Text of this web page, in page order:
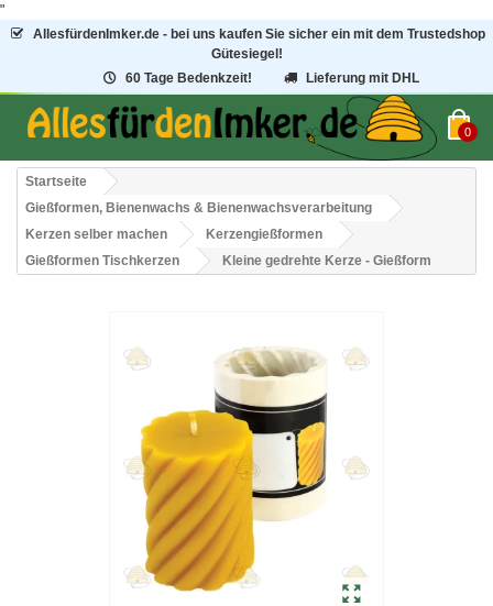
"
AllesfürdenImker.de - bei uns kaufen Sie sicher ein mit dem Trustedshop
Gütesiegel!
60 Tage Bedenkzeit!
Lieferung mit DHL
0
Startseite
Gießformen, Bienenwachs & Bienenwachsverarbeitung
Kerzen selber machen
Kerzengießformen
Gießformen Tischkerzen
Kleine gedrehte Kerze - Gießform